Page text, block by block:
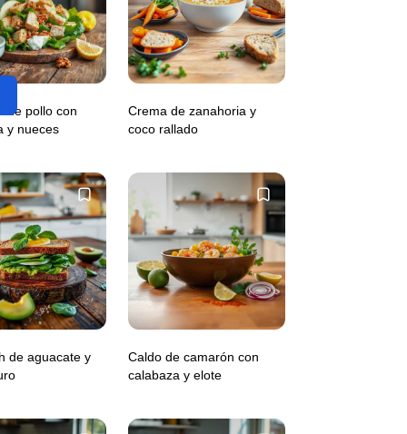
de pollo con
y nueces
Crema de zanahoria y
coco rallado
de aguacate y
Caldo de camarón con
calabaza y elote